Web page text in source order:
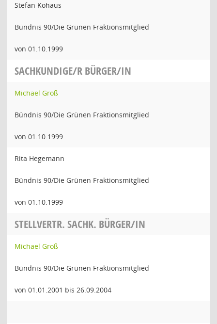
Stefan Kohaus
Bündnis 90/Die Grünen Fraktionsmitglied
von 01.10.1999
SACHKUNDIGE/R BÜRGER/IN
Michael Groß
Bündnis 90/Die Grünen Fraktionsmitglied
von 01.10.1999
Rita Hegemann
Bündnis 90/Die Grünen Fraktionsmitglied
von 01.10.1999
STELLVERTR. SACHK. BÜRGER/IN
Michael Groß
Bündnis 90/Die Grünen Fraktionsmitglied
von 01.01.2001 bis 26.09.2004